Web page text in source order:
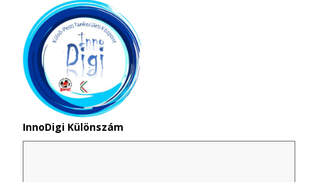
InnoDigi Különszám